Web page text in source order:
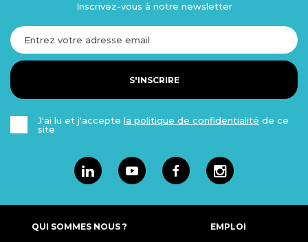
Inscrivez-vous à notre newsletter
S'INSCRIRE
J'ai lu et j'accepte la politique de confidentialité de ce
site
LinkedinYoutube FacebookInstagram
QUI SOMMES NOUS ? EMPLOI